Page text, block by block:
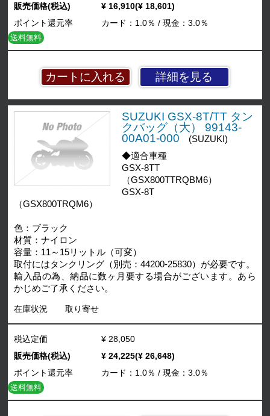
詳細を見る
販売価格(税込)
¥ 16,910(¥ 18,601)
ポイント還元率
カード：1.0％ / 現金：3.0％
送料無料
SUZUKI GSX-8T/TT タン
クバッグ（大） 99143-
00A01-000
(SUZUKI)
◆適合車種
GSX-8TT
（GSX800TTRQBM6）
GSX-8T
（GSX800TRQM6）
色：ブラック
材質：ナイロン
容量：11～15リットル（可変）
取付にはタンクリング（別売：44200-25830）が必要です。
輸入品の為、納品に数ヶ月要する場合がございます。あら
かじめご了承ください。
在庫状況 取り寄せ
税込定価
¥ 28,050
販売価格(税込)
¥ 24,225(¥ 26,648)
ポイント還元率
カード：1.0％ / 現金：3.0％
送料無料